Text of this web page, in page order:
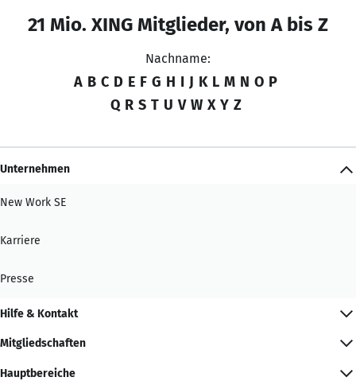
21 Mio. XING Mitglieder, von A bis Z
Nachname:
A B C D E F G H I J K L M N O P
Q R S T U V W X Y Z
Unternehmen
New Work SE
Karriere
Presse
Hilfe & Kontakt
Mitgliedschaften
Hauptbereiche